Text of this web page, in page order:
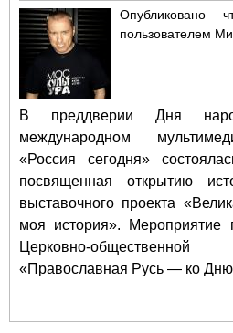
Опубликовано
пользователем
В преддверии Дня
международном
«Россия сегодня»
посвященная открытию
выставочного проекта
моя история». Мероприятие
Церковно-
«Православная Русь — ко Дню